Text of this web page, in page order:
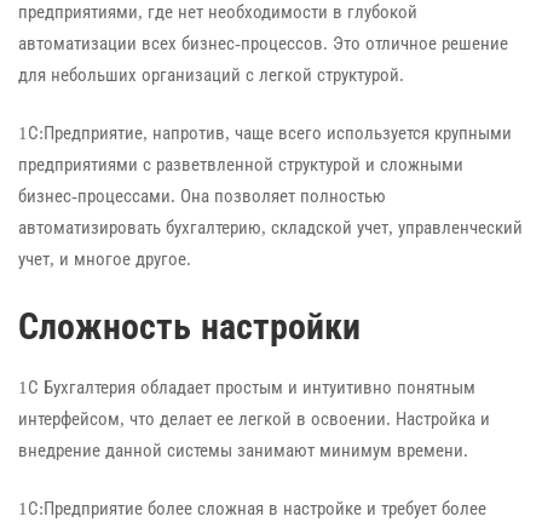
предприятиями, где нет необходимости в глубокой
автоматизации всех бизнес-процессов. Это отличное решение
для небольших организаций с легкой структурой.
1С:Предприятие, напротив, чаще всего используется крупными
предприятиями с разветвленной структурой и сложными
бизнес-процессами. Она позволяет полностью
автоматизировать бухгалтерию, складской учет, управленческий
учет, и многое другое.
Сложность настройки
1С Бухгалтерия обладает простым и интуитивно понятным
интерфейсом, что делает ее легкой в освоении. Настройка и
внедрение данной системы занимают минимум времени.
1С:Предприятие более сложная в настройке и требует более